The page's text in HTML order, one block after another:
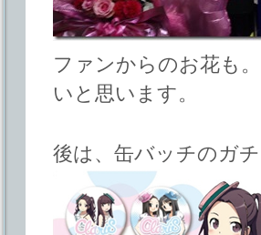
ファンからのお花も
いと思います。
後は、缶バッチのガ